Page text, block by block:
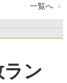
一覧へ
ン